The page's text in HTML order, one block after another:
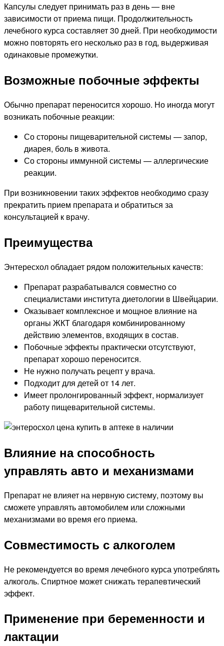
Капсулы следует принимать раз в день — вне
зависимости от приема пищи. Продолжительность
лечебного курса составляет 30 дней. При необходимости
можно повторять его несколько раз в год, выдерживая
одинаковые промежутки.
Возможные побочные эффекты
Обычно препарат переносится хорошо. Но иногда могут
возникать побочные реакции:
Со стороны пищеварительной системы — запор,
диарея, боль в живота.
Со стороны иммунной системы — аллергические
реакции.
При возникновении таких эффектов необходимо сразу
прекратить прием препарата и обратиться за
консультацией к врачу.
Преимущества
Энтересхол обладает рядом положительных качеств:
Препарат разрабатывался совместно со
специалистами института диетологии в Швейцарии.
Оказывает комплексное и мощное влияние на
органы ЖКТ благодаря комбинированному
действию элементов, входящих в состав.
Побочные эффекты практически отсутствуют,
препарат хорошо переносится.
Не нужно получать рецепт у врача.
Подходит для детей от 14 лет.
Имеет пролонгированный эффект, нормализует
работу пищеварительной системы.
Влияние на способность
управлять авто и механизмами
Препарат не влияет на нервную систему, поэтому вы
сможете управлять автомобилем или сложными
механизмами во время его приема.
Совместимость с алкоголем
Не рекомендуется во время лечебного курса употреблять
алкоголь. Спиртное может снижать терапевтический
эффект.
Применение при беременности и
лактации